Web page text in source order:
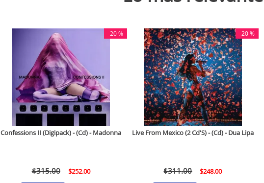
-20 %
Confessions II (Digipack) - (Cd) - Madonna
$315.00 $252.00
-20 %
Live From Mexico (2 Cd'S) - (Cd) - Dua Lipa
$311.00 $248.00